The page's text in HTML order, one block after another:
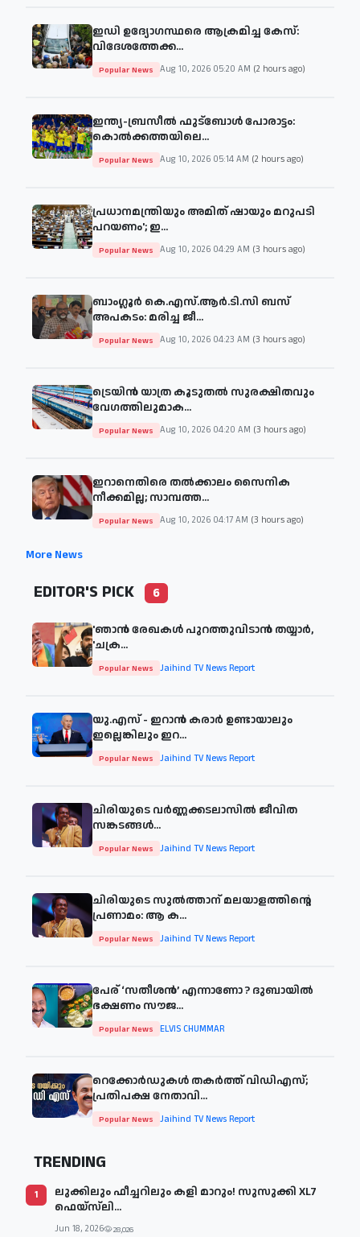
ഇഡി ഉദ്യോഗസ്ഥരെ ആക്രമിച്ച കേസ്:
വിദേശത്തേക്ക...
Popular News Aug 10, 2026 05:20 AM (2 hours ago)
ഇന്ത്യ-ബ്രസീൽ ഫുട്ബോൾ പോരാട്ടം:
കൊൽക്കത്തയിലെ...
Popular News Aug 10, 2026 05:14 AM (2 hours ago)
പ്രധാനമന്ത്രിയും അമിത് ഷായും മറുപടി
പറയണം'; ഇ...
Popular News Aug 10, 2026 04:29 AM (3 hours ago)
ബാംഗ്ലൂർ കെ.എസ്.ആർ.ടി.സി ബസ്
അപകടം: മരിച്ച ജീ...
Popular News Aug 10, 2026 04:23 AM (3 hours ago)
ട്രെയിൻ യാത്ര കൂടുതൽ സുരക്ഷിതവും
വേഗത്തിലുമാക...
Popular News Aug 10, 2026 04:20 AM (3 hours ago)
ഇറാനെതിരെ തൽക്കാലം സൈനിക
നീക്കമില്ല; സാമ്പത്ത...
Popular News Aug 10, 2026 04:17 AM (3 hours ago)
More News
EDITOR'S PICK 6
'ഞാന്‍ രേഖകള്‍ പുറത്തുവിടാന്‍ തയ്യാര്‍,
'ചക്ര...
Popular News Jaihind TV News Report
യു.എസ് - ഇറാൻ കരാർ ഉണ്ടായാലും
ഇല്ലെങ്കിലും ഇറ...
Popular News Jaihind TV News Report
ചിരിയുടെ വര്‍ണ്ണക്കടലാസില്‍ ജീവിത
സങ്കടങ്ങള്‍...
Popular News Jaihind TV News Report
ചിരിയുടെ സുൽത്താന് മലയാളത്തിന്റെ
പ്രണാമം: ആ ക...
Popular News Jaihind TV News Report
പേര് ‘സതീശന്‍’ എന്നാണോ ? ദുബായില്‍
ഭക്ഷണം സൗജ...
Popular News ELVIS CHUMMAR
റെക്കോർഡുകൾ തകർത്ത് വിഡിഎസ്;
പ്രതിപക്ഷ നേതാവി...
Popular News Jaihind TV News Report
TRENDING
1
ലുക്കിലും ഫീച്ചറിലും കളി മാറും! സുസുക്കി XL7
ഫെയ്‌സ്‌ലി...
Jun 18, 2026 28,026